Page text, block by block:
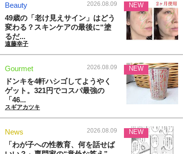
Beauty 2026.08.09
49歳の「老け見えサイン」はどう
変わる？スキンケアの最後に“塗
るだ...
遠藤幸子
NEW
Gourmet 2026.08.09
ドンキを4軒ハシゴしてようやく
ゲット。321円でコスパ最強の
「46...
スギアカツキ
NEW
News 2026.08.09
「わが子への性教育、何を話せば
NEW